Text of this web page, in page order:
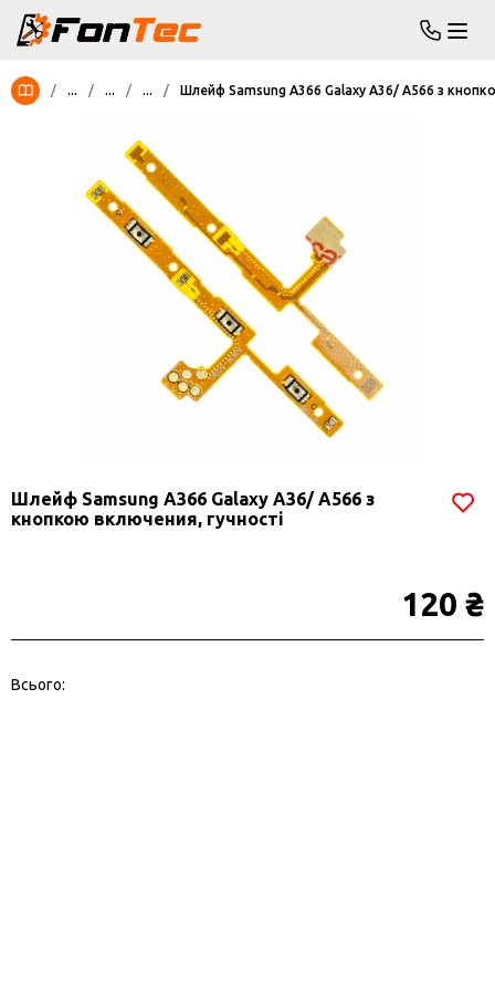
/ ... / ... / ... / Шлейф Samsung A366 Galaxy A36/ A566 з
Шлейф Samsung A366 Galaxy A36/ A566 з
кнопкою включения, гучності
120 ₴
Всього: